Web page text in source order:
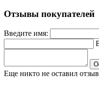
Отзывы покупателей
Введите имя:
Еще никто не оставил